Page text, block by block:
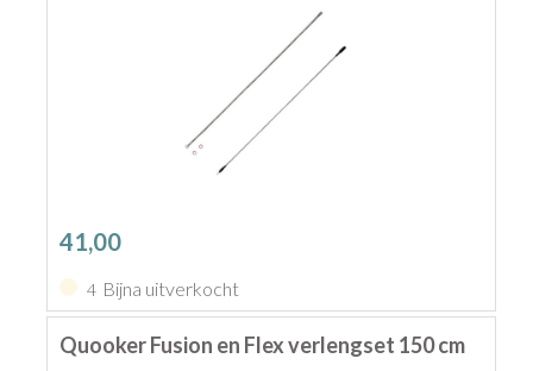
41,00
4 Bijna uitverkocht
Quooker Fusion en Flex verlengset 150 cm